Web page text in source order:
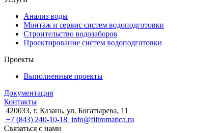
Анализ воды
Монтаж и сервис систем водоподготовки
Строительство водозаборов
Проектирование систем водоподготовки
Проекты
Выполненные проекты
Документация
Контакты
420033, г. Казань, ул. Богатырева, 11
+7 (843) 240-10-18 info@filtromatica.ru
Связаться с нами